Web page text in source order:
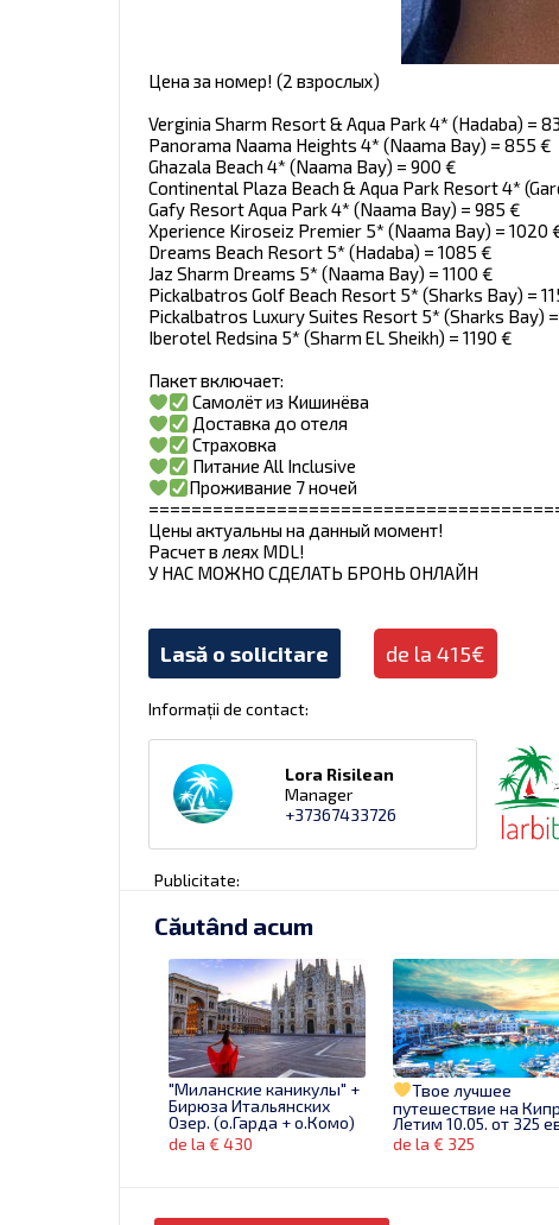
Цена за номер! (2 взрослых)
Verginia Sharm Resort & Aqua Park 4* (Hadaba) =
Panorama Naama Heights 4* (Naama Bay) = 855 €
Ghazala Beach 4* (Naama Bay) = 900 €
Continental Plaza Beach & Aqua Park Resort 4*
Gafy Resort Aqua Park 4* (Naama Bay) = 985 €
Xperience Kiroseiz Premier 5* (Naama Bay) = 1020
Dreams Beach Resort 5* (Hadaba) = 1085 €
Jaz Sharm Dreams 5* (Naama Bay) = 1100 €
Pickalbatros Golf Beach Resort 5* (Sharks Bay) =
Pickalbatros Luxury Suites Resort 5* (Sharks Bay) =
Iberotel Redsina 5* (Sharm EL Sheikh) = 1190 €
Пакет включает:
Самолёт из Кишинёва
Доставка до отеля
Страховка
Питание All Inclusive
Проживание 7 ночей
Цены актуальны на данный момент!
Расчет в леях MDL!
У НАС МОЖНО СДЕЛАТЬ БРОНЬ ОНЛАЙН
Lasă o solicitare de la 415€
Informații de contact:
Lora Risilean
Manager
+37367433726
Publicitate:
Căutând acum
"Миланские каникулы" +
Бирюза Итальянских
Озер. (о.Гарда + о.Комо)
de la € 430
Твое лучшее
путешествие на Кипр
Летим 10.05. от 325
de la € 325